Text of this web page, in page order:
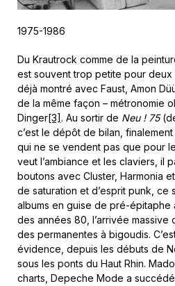
1975-1986
Du Krautrock comme de la
est souvent trop petite pour deux
déjà montré avec Faust, Amon
de la même façon – métronomie
Dinger[3] . Au sortir de Neu ! 75
c’est le dépôt de bilan,
qui ne se vendent pas que pour
veut l’ambiance et les claviers, il
boutons avec Cluster, Harmonia
de saturation et d’esprit punk, ce
albums en guise de pré-épitaphe
des années 80, l’arrivée massive
des permanentes à bigoudis.
évidence, depuis les débuts de
sous les ponts du Haut Rhin.
charts, Depeche Mode a succédé